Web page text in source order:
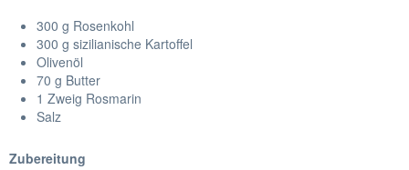
300 g Rosenkohl
300 g sizilianische Kartoffel
Olivenöl
70 g Butter
1 Zweig Rosmarin
Salz
Zubereitung